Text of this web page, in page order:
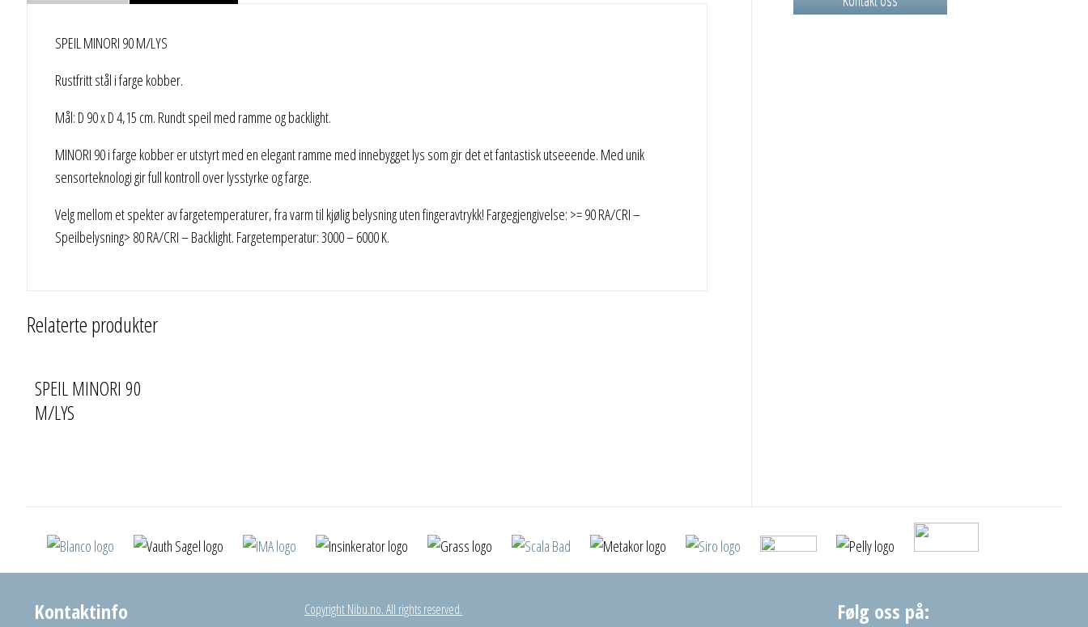
SPEIL MINORI 90 M/LYS
Rustfritt stål i farge kobber.
Mål: D 90 x D 4,15 cm. Rundt speil med ramme og backlight.
MINORI 90 i farge kobber er utstyrt med en elegant ramme med innebygget lys som gir det et fantastisk utseeende. Med unik
sensorteknologi gir full kontroll over lysstyrke og farge.
Velg mellom et spekter av fargetemperaturer, fra varm til kjølig belysning uten fingeravtrykk! Fargegjengivelse: >= 90 RA/CRI –
Speilbelysning> 80 RA/CRI – Backlight. Fargetemperatur: 3000 – 6000 K.
Relaterte produkter
SPEIL MINORI 90
M/LYS
Kontaktinfo Copyright Nibu.no. All rights reserved. Følg oss på: